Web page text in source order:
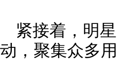
紧接着，明
动，聚集众多